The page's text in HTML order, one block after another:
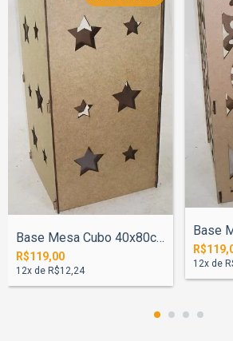
Base Mesa Cubo 40x80cm Estrela
R$119,00
12x de R$12,24
12x de